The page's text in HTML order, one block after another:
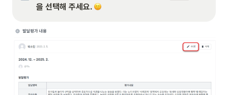
을 선택해 주세요.